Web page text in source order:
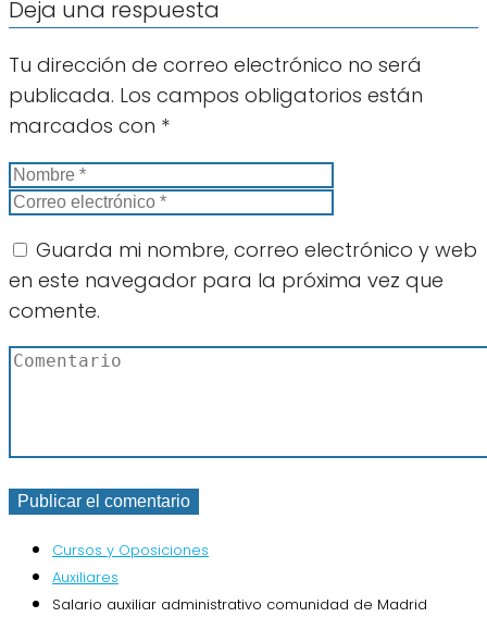
Deja una respuesta
Tu dirección de correo electrónico no será
publicada. Los campos obligatorios están
marcados con *
Guarda mi nombre, correo electrónico y web
en este navegador para la próxima vez que
comente.
Cursos y Oposiciones
Auxiliares
Salario auxiliar administrativo comunidad de Madrid